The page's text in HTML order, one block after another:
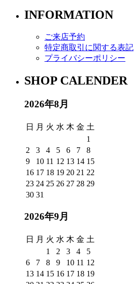
INFORMATION
ご来店予約
特定商取引に関する表記
プライバシーポリシー
SHOP CALENDER
2026年8月
日 月 火 水 木 金 土
1
2
3 4 5 6 7
8
9
10 11 12 13 14 15
16 17 18 19 20 21 22
23 24 25 26 27 28 29
30 31
2026年9月
日 月 火 水 木 金 土
1
2 3 4
5
6
7 8 9 10 11 12
13 14 15 16 17 18 19